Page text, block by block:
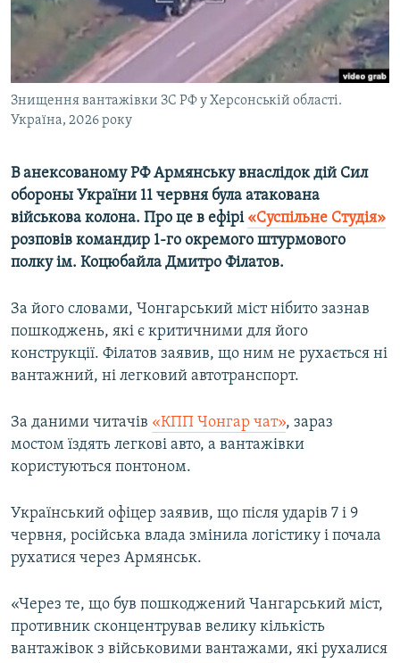
СВІДЧЕННЯ ОКУПАЦІЇ
УКРАЇНСЬКА ПРОБЛЕМА КРИМУ
ІНФОГРАФІКА
Qırımtatar
ДОЛУЧАЙСЯ!
Знищення вантажівки ЗС РФ у Херсонській області.
Україна, 2026 року
В анексованому РФ Армянську внаслідок дій Сил
обороны України 11 червня була атакована
військова колона. Про це в ефірі «Суспільне Студія»
розповів командир 1-го окремого штурмового
полку ім. Коцюбайла Дмитро Філатов.
За його словами, Чонгарський міст нібито зазнав
пошкоджень, які є критичними для його
конструкції. Філатов заявив, що ним не рухається ні
вантажний, ні легковий автотранспорт.
За даними читачів «КПП Чонгар чат», зараз
мостом їздять легкові авто, а вантажівки
користуються понтоном.
Український офіцер заявив, що після ударів 7 і 9
червня, російська влада змінила логістику і почала
рухатися через Армянськ.
«Через те, що був пошкоджений Чангарський міст,
противник сконцентрував велику кількість
вантажівок з військовими вантажами, які рухалися